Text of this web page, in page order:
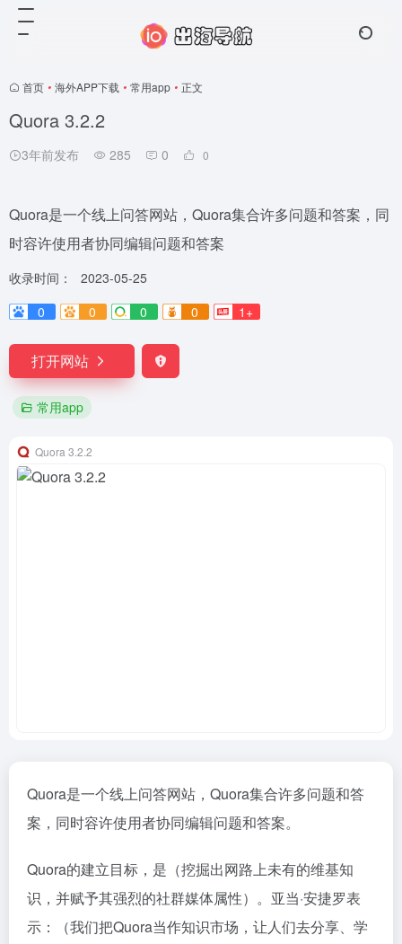
首页 • 海外APP下载 • 常用app • 正文
Quora 3.2.2
3年前发布 285 0 0
Quora是一个线上问答网站，Quora集合许多问题和答案，同
时容许使用者协同编辑问题和答案
收录时间：
2023-05-25
0
0 0 0 1+
打开网站
常用app
Quora 3.2.2
Quora是一个线上问答网站，Quora集合许多问题和答
案，同时容许使用者协同编辑问题和答案。
Quora的建立目标，是（挖掘出网路上未有的维基知
识，并赋予其强烈的社群媒体属性）。 亚当·安捷罗表
示：（我们把Quora当作知识市场，让人们去分享、学